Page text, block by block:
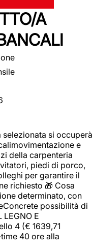
A
selezionata si occuperà
e
della carpenteria
piedi di porco,
per garantire il
richiesto 🎁 Cosa
determinato, con
possibilità di
E
4 (€ 1639,71
40 ore alla